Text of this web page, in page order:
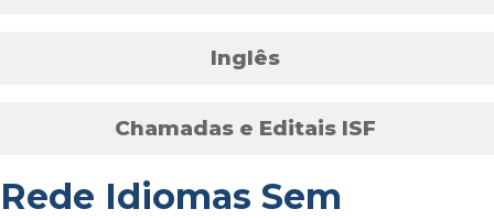
Inglês
Chamadas e Editais ISF
Rede Idiomas Sem